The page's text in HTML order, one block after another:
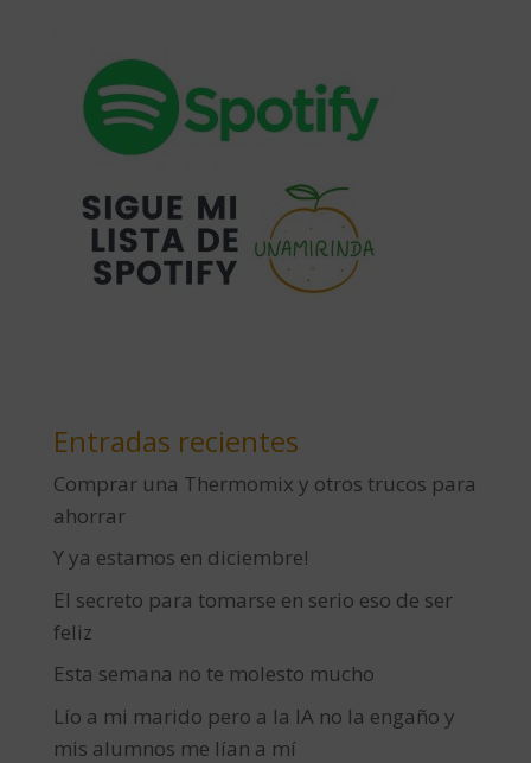
Entradas recientes
Comprar una Thermomix y otros trucos para
ahorrar
Y ya estamos en diciembre!
El secreto para tomarse en serio eso de ser
feliz
Esta semana no te molesto mucho
Lío a mi marido pero a la IA no la engaño y
mis alumnos me lían a mí